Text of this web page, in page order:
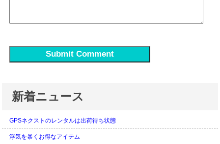
新着ニュース
GPSネクストのレンタルは出荷待ち状態
浮気を暴くお得なアイテム